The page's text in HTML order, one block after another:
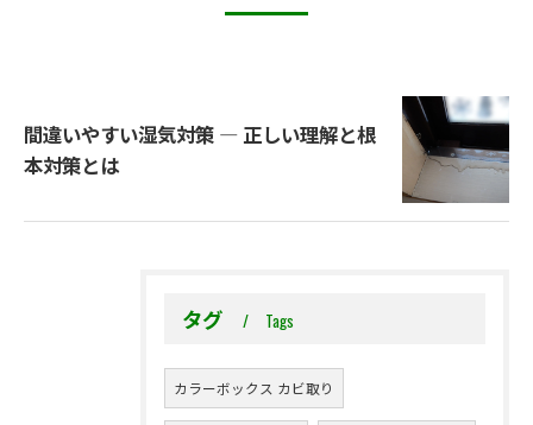
間違いやすい湿気対策 ― 正しい理解と根
本対策とは
タグ Tags
カラーボックス カビ取り